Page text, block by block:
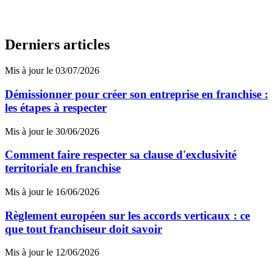
Derniers articles
Mis à jour le 03/07/2026
Démissionner pour créer son entreprise en franchise :
les étapes à respecter
Mis à jour le 30/06/2026
Comment faire respecter sa clause d'exclusivité
territoriale en franchise
Mis à jour le 16/06/2026
Règlement européen sur les accords verticaux : ce
que tout franchiseur doit savoir
Mis à jour le 12/06/2026